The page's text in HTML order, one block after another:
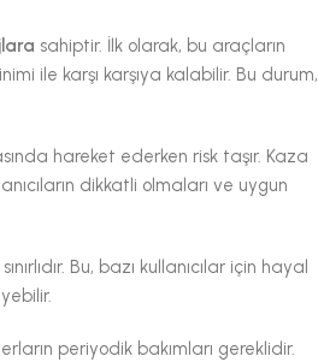
sahiptir. İlk olarak, bu araçların
ile karşı karşıya kalabilir. Bu durum,
hareket ederken risk taşır. Kaza
dikkatli olmaları ve uygun
Bu, bazı kullanıcılar için hayal
periyodik bakımları gereklidir.